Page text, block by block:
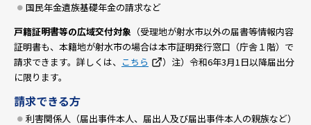
国民年金遺族基礎年金の請求など
戸籍証明書等の広域交付対象 （受理地が射水市以外の届書等情報内容
証明書も、本籍地が射水市の場合は本市証明発行窓口（庁舎１階）で
請求できます。詳しくは、 こちら
）注）令和6年3月1日以降届出分
に限ります。
請求できる方
利害関係人（届出事件本人、届出人及び届出事件本人の親族など）